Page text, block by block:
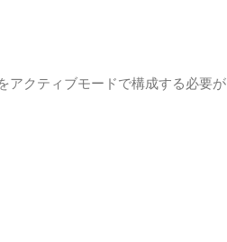
アクティブモードで構成する必要が